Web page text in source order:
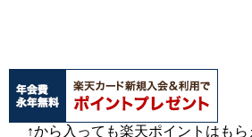
↑から入っても楽天ポイントはもら